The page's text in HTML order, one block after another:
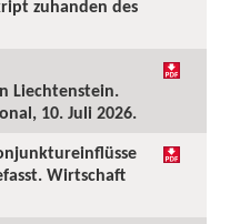
zuhanden des
Liechtenstein.
10. Juli 2026.
Wirtschaft